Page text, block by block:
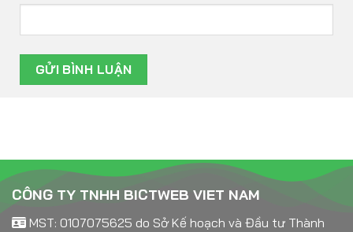
CÔNG TY TNHH BICTWEB VIET NAM
MST: 0107075625 do Sở Kế hoạch và Đầu tư Thành